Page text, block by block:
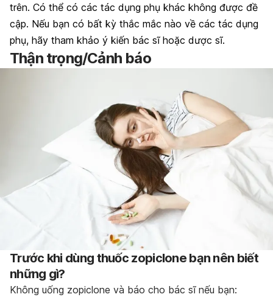
trên. Có thể có các tác dụng phụ khác không được đề
cập. Nếu bạn có bất kỳ thắc mắc nào về các tác dụng
phụ, hãy tham khảo ý kiến bác sĩ hoặc dược sĩ.
Thận trọng/Cảnh báo
Trước khi dùng thuốc zopiclone bạn nên biết
những gì?
Không uống zopiclone và báo cho bác sĩ nếu bạn: